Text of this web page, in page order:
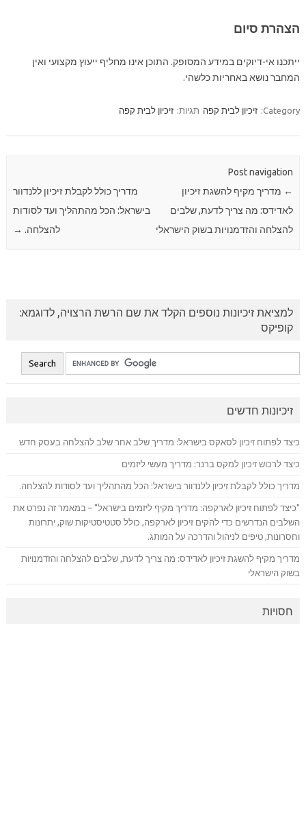
הצהרת סיום
ייתכנו אי-דיוקים במידע המסופק. התוכן אינו מחליף ייעוץ מקצועי ואין
המחבר נושא באחריות כלשהי.
Category: זיכיון לבית קפה תגיות: זיכיון לבית קפה
Post navigation
←מדריך מקיף להשגת זיכיון
לאדידס: מה צריך לדעת, שלבים
להצלחה והזדמנויות בשוק הישראלי
מדריך כולל לקבלת זיכיון ללנדוור
בישראל: הכל מהתהליך ועד לסודות
להצלחה.→
למציאת זיכיונות נוספים הקלד את שם הרשת הרצויה, לדוגמא:
קופיקס
זיכיונות חדשים
כיצד לפתוח זיכיון לסאקס בישראל: מדריך שלב אחר שלב להצלחה בעסק חדש
כיצד לרכוש זיכיון למקס ברנר: מדריך מעשי ליזמים
מדריך כולל לקבלת זיכיון ללנדוור בישראל: הכל מהתהליך ועד לסודות להצלחה.
"כיצד לפתוח זיכיון לארקפה: מדריך מקיף ליזמים בישראל" – במאמר זה נפרט את
השלבים הנדרשים כדי להקים זיכיון לארקפה, כולל סטטיסטיקות שוק, יתרונות
וחסרונות, טיפים לניהול והדרכה על המותג.
מדריך מקיף להשגת זיכיון לאדידס: מה צריך לדעת, שלבים להצלחה והזדמנויות
בשוק הישראלי
חסויות